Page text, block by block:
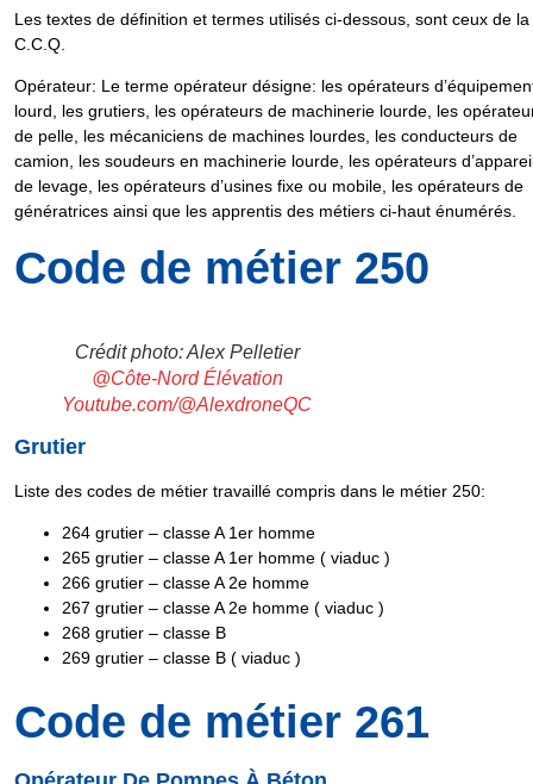
Les textes de définition et termes utilisés ci-dessous, sont ceux de la
C.C.Q.
Opérateur: Le terme opérateur désigne: les opérateurs
lourd, les grutiers, les opérateurs de machinerie lourde, les
de pelle, les mécaniciens de machines lourdes, les conducteurs de
camion, les soudeurs en machinerie lourde, les opérateurs
de levage, les opérateurs d’usines fixe ou mobile, les opérateurs de
génératrices ainsi que les apprentis des métiers ci-haut énumérés.
Code de métier 250
Crédit photo: Alex Pelletier
@Côte-Nord Élévation
Youtube.com/@AlexdroneQC
Grutier
Liste des codes de métier travaillé compris dans le métier 250:
264 grutier – classe A 1er homme
265 grutier – classe A 1er homme ( viaduc )
266 grutier – classe A 2e homme
267 grutier – classe A 2e homme ( viaduc )
268 grutier – classe B
269 grutier – classe B ( viaduc )
Code de métier 261